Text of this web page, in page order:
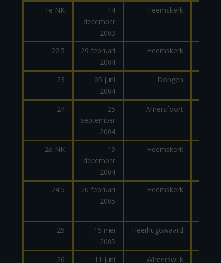
1e NK
14
december
2003
Heemskerk
22.5
29 februari
2004
Heemskerk
23
05 juni
2004
Dongen
24
25
september
2004
Amersfoort
2e NK
19
december
2004
Heemskerk
24.5
20 februari
2005
Heemskerk
25
15 mei
2005
Heerhugowaard
26
11 juni
Winterswijk